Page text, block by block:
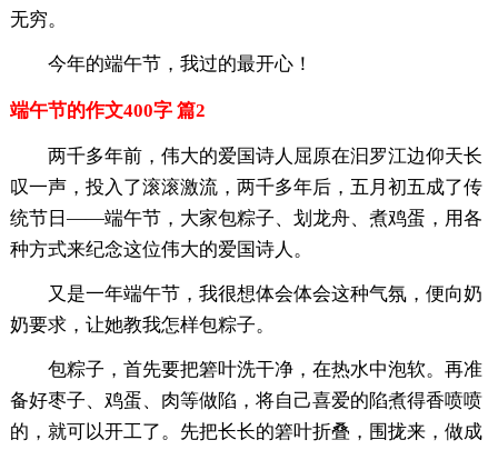
无穷。
今年的端午节，我过的最开心！
端午节的作文400字 篇2
两千多年前，伟大的爱国诗人屈原在汩罗江边仰天长
叹一声，投入了滚滚激流，两千多年后，五月初五成了传
统节日——端午节，大家包粽子、划龙舟、煮鸡蛋，用各
种方式来纪念这位伟大的爱国诗人。
又是一年端午节，我很想体会体会这种气氛，便向奶
奶要求，让她教我怎样包粽子。
包粽子，首先要把箬叶洗干净，在热水中泡软。再准
备好枣子、鸡蛋、肉等做陷，将自己喜爱的陷煮得香喷喷
的，就可以开工了。先把长长的箬叶折叠，围拢来，做成